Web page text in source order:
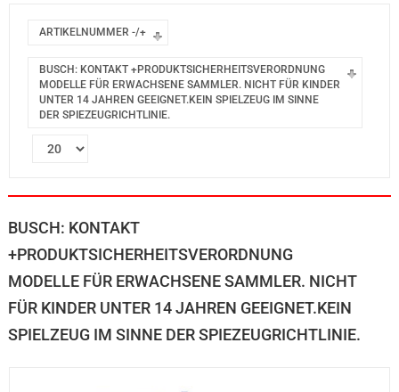
ARTIKELNUMMER -/+
BUSCH: KONTAKT +PRODUKTSICHERHEITSVERORDNUNG
MODELLE FÜR ERWACHSENE SAMMLER. NICHT FÜR KINDER
UNTER 14 JAHREN GEEIGNET.KEIN SPIELZEUG IM SINNE
DER SPIEZEUGRICHTLINIE.
BUSCH: KONTAKT
+PRODUKTSICHERHEITSVERORDNUNG
MODELLE FÜR ERWACHSENE SAMMLER. NICHT
FÜR KINDER UNTER 14 JAHREN GEEIGNET.KEIN
SPIELZEUG IM SINNE DER SPIEZEUGRICHTLINIE.